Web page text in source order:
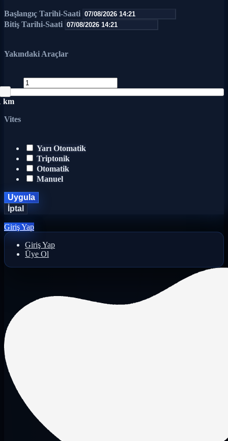
Başlangıç Tarihi-Saati
Bitiş Tarihi-Saati
Yakındaki Araçlar
km
Vites
Yarı Otomatik
Triptonik
Otomatik
Manuel
Uygula
İptal
Giriş Yap
Giriş Yap
Üye Ol